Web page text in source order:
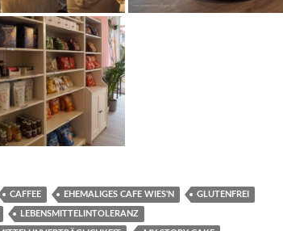
CAFFEE EHEMALIGES CAFE WIES'N GLUTENFREI
LEBENSMITTELINTOLERANZ